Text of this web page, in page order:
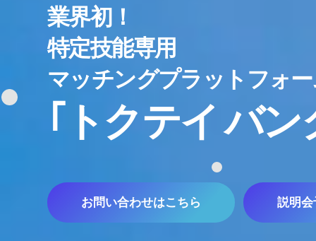
業界初！
特定技能専用
マッチングプラットフォ
｢トクテイ バン
お問い合わせはこちら 説明